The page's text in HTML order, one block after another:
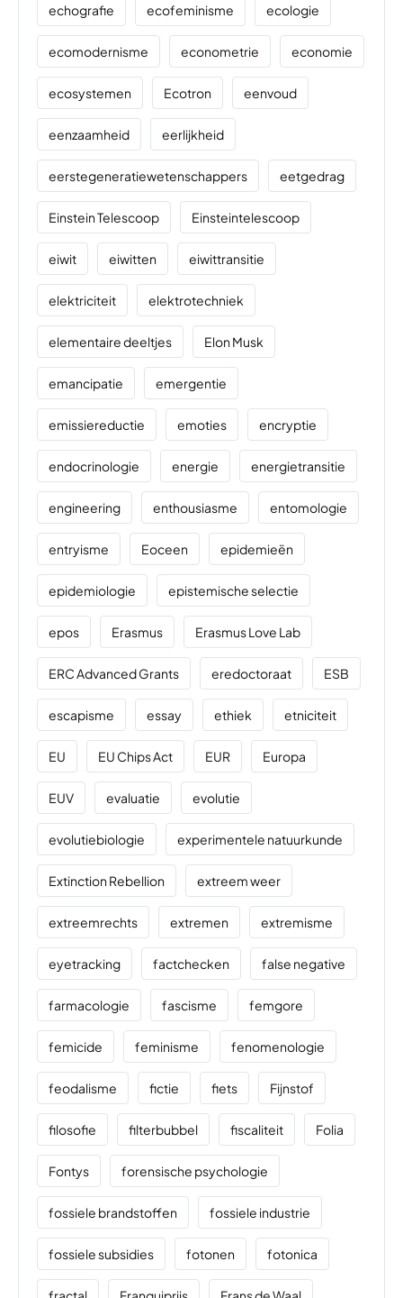
echografie ecofeminisme ecologie
ecomodernisme econometrie economie
ecosystemen Ecotron eenvoud
eenzaamheid eerlijkheid
eerstegeneratiewetenschappers eetgedrag
Einstein Telescoop Einsteintelescoop
eiwit eiwitten eiwittransitie
elektriciteit elektrotechniek
elementaire deeltjes Elon Musk
emancipatie emergentie
emissiereductie emoties encryptie
endocrinologie energie energietransitie
engineering enthousiasme entomologie
entryisme Eoceen epidemieën
epidemiologie epistemische selectie
epos Erasmus Erasmus Love Lab
ERC Advanced Grants eredoctoraat ESB
escapisme essay ethiek etniciteit
EU EU Chips Act EUR Europa
EUV evaluatie evolutie
evolutiebiologie experimentele natuurkunde
Extinction Rebellion extreem weer
extreemrechts extremen extremisme
eyetracking factchecken false negative
farmacologie fascisme femgore
femicide feminisme fenomenologie
feodalisme fictie fiets Fijnstof
filosofie filterbubbel fiscaliteit Folia
Fontys forensische psychologie
fossiele brandstoffen fossiele industrie
fossiele subsidies fotonen fotonica